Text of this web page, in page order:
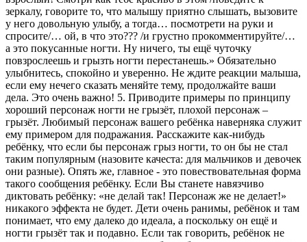
зеркалу, говорите то, что малышу приятно слышать, вызовите
у него довольную улыбу, а тогда… посмотрети на руки и
спросите/… ой, в что это??? /и грустно прокомментируйте/…
а это покусанные ногти. Ну ничего, ты ещё чуточку
повзрослеешь и грызть ногти перестанешь.» Обязательно
улыбнитесь, спокойно и уверенно. Не ждите реакции малыша,
если ему нечего сказать меняйте тему, продолжайте ваши
дела. Это очень важно! 5. Приводите примеры по принципу
хороший персонаж ногти не грызёт, плохой персонаж –
грызёт. Любимый персонаж вашего ребёнка наверняка служит
ему примером для подражания. Расскажите как-нибудь
ребёнку, что если бы персонаж грыз ногти, то он бы не стал
таким популярным (назовите качеста: для мальчиков и девочек
они разные). Опять же, главное - это повествовательная форма
такого сообщения ребёнку. Если Вы станете навязчиво
диктовать ребёнку: «не делай так! Персонаж же не делает!»
никакого эффекта не будет. Дети очень ранимы, ребёнок и там
понимает, что ему далеко до идеала, а поскольку он ещё и
ногти грызёт так и подавно. Если так говорить, ребёнок не